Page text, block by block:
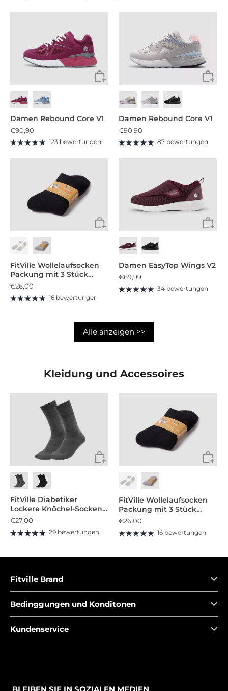
Damen Rebound Core V1
€90,90
123 bewertungen
Damen Rebound Core V1
€90,90
87 bewertungen
FitVille Wollelaufsocken
Packung mit 3 Stück
(Unisex)
€26,00
16 bewertungen
Damen EasyTop Wings V2
€69,99
34 bewertungen
Alle anzeigen >>
Kleidung und Accessoires
FitVille Diabetiker
Lockere Knöchel-Socken
(5 Paar) (Unisex)
€27,00
29 bewertungen
FitVille Wollelaufsocken
Packung mit 3 Stück
(Unisex)
€26,00
16 bewertungen
Fitville Brand
Bedinggungen und Konditonen
Kundenservice
BLEIBEN SIE IN SOZIALEN MEDIEN